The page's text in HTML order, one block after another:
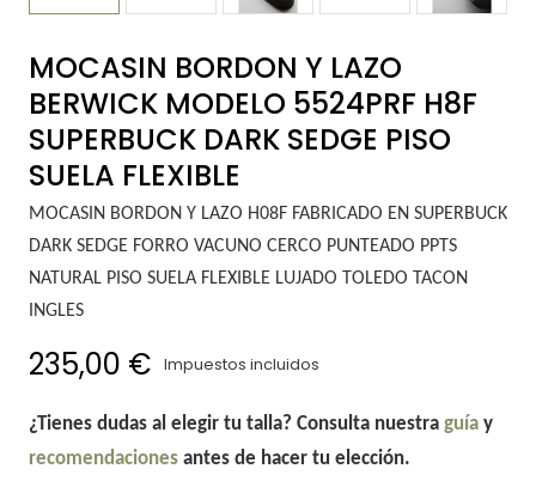
MOCASIN BORDON Y LAZO
BERWICK MODELO 5524PRF H8F
SUPERBUCK DARK SEDGE PISO
SUELA FLEXIBLE
MOCASIN BORDON Y LAZO H08F FABRICADO EN SUPERBUCK
DARK SEDGE FORRO VACUNO CERCO PUNTEADO PPTS
NATURAL PISO SUELA FLEXIBLE LUJADO TOLEDO TACON
INGLES
235,00 € Impuestos incluidos
¿Tienes dudas al elegir tu talla? Consulta nuestra guíay
recomendacionesantes de hacer tu elección.